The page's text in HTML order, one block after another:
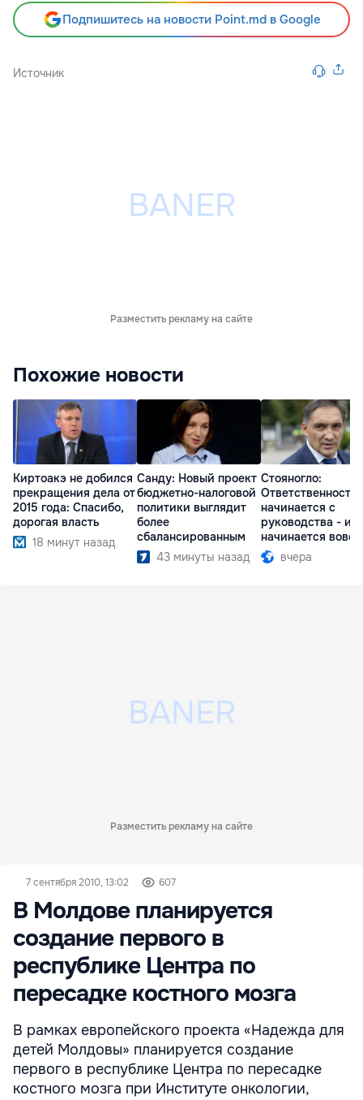
Подпишитесь на новости Point.md в Google
Источник
Разместить рекламу на сайте
Похожие новости
Киртоакэ не добился
прекращения дела от
2015 года: Спасибо,
дорогая власть
18 минут назад
Санду: Новый проект
бюджетно-налоговой
политики выглядит
более
сбалансированным
43 минуты назад
Стояногло:
Ответственность
начинается с
руководства -
начинается вовсе
вчера
Разместить рекламу на сайте
7 сентября 2010, 13:02 607
В Молдове планируется
создание первого в
республике Центра по
пересадке костного мозга
В рамках европейского проекта «Надежда для
детей Молдовы» планируется создание
первого в республике Центра по пересадке
костного мозга при Институте онкологии,